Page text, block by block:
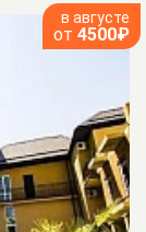
в августе
от 4500₽